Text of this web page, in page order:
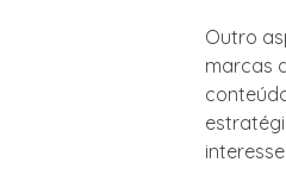
Outro
marcas